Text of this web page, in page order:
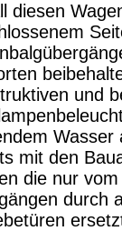
diesen
und
Wasser
mit den
die nur
durch